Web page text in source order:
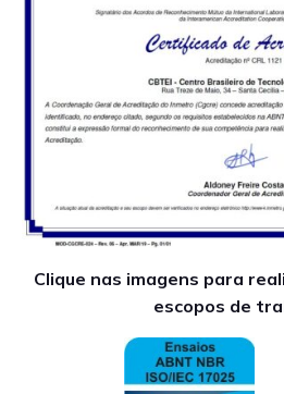
Clique nas imagens para
escopos de